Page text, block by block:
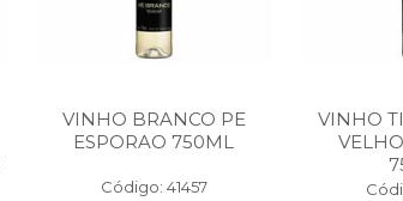
VINHO BRANCO PE
ESPORAO 750ML
Código: 41457
VINHO